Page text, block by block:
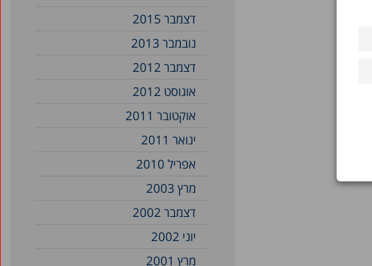
דצמבר 2015
נובמבר 2013
דצמבר 2012
אוגוסט 2012
אוקטובר 2011
ינואר 2011
אפריל 2010
מרץ 2003
דצמבר 2002
יוני 2002
מרץ 2001